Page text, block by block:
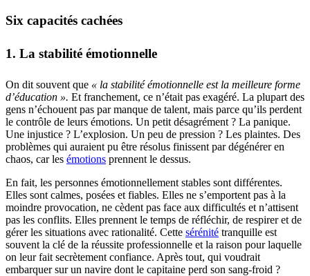
Six capacités cachées
1. La stabilité émotionnelle
On dit souvent que « la stabilité émotionnelle est la meilleure forme
d’éducation ». Et franchement, ce n’était pas exagéré. La plupart des
gens n’échouent pas par manque de talent, mais parce qu’ils perdent
le contrôle de leurs émotions. Un petit désagrément ? La panique.
Une injustice ? L’explosion. Un peu de pression ? Les plaintes. Des
problèmes qui auraient pu être résolus finissent par dégénérer en
chaos, car les émotions prennent le dessus.
En fait, les personnes émotionnellement stables sont différentes.
Elles sont calmes, posées et fiables. Elles ne s’emportent pas à la
moindre provocation, ne cèdent pas face aux difficultés et n’attisent
pas les conflits. Elles prennent le temps de réfléchir, de respirer et de
gérer les situations avec rationalité. Cette sérénité tranquille est
souvent la clé de la réussite professionnelle et la raison pour laquelle
on leur fait secrètement confiance. Après tout, qui voudrait
embarquer sur un navire dont le capitaine perd son sang-froid ?